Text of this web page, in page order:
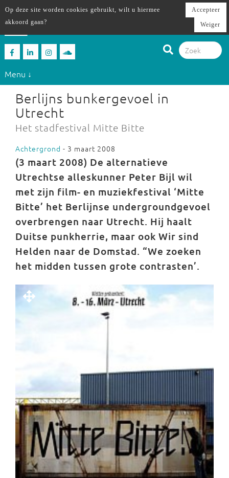
Menu ↓
Berlijns bunkergevoel in
Utrecht
Het stadfestival Mitte Bitte
Achtergrond - 3 maart 2008
(3 maart 2008) De alternatieve
Utrechtse alleskunner Peter Bijl wil
met zijn film- en muziekfestival ‘Mitte
Bitte’ het Berlijnse undergroundgevoel
overbrengen naar Utrecht. Hij haalt
Duitse punkherrie, maar ook Wir sind
Helden naar de Domstad. “We zoeken
het midden tussen grote contrasten’.
Op deze site worden cookies gebruikt, wilt u hiermee
akkoord gaan?
Accepteer
Weiger